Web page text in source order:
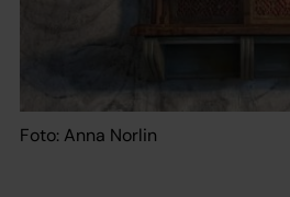
Foto: Anna Norlin